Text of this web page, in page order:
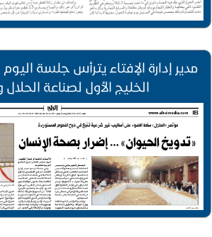
مدير إدارة الإفتاء يترأس جلسة
الخليج الأول لصناعة